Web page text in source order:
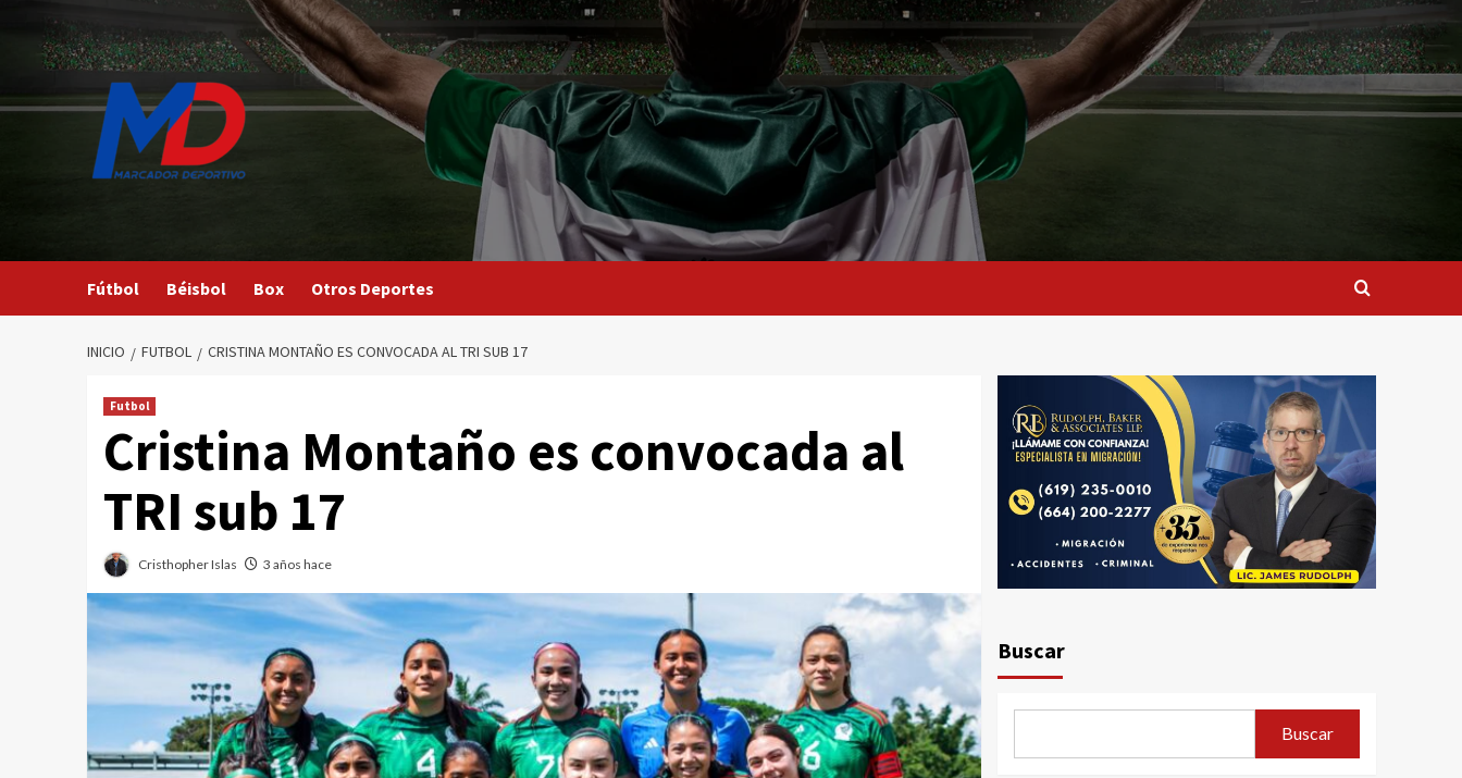
contenido
Fútbol Béisbol Box Otros Deportes
INICIO FUTBOL CRISTINA MONTAÑO ES CONVOCADA AL TRI SUB 17
Futbol
Cristina Montaño es convocada al
TRI sub 17
Cristhopher Islas 3 años hace
Buscar
Buscar